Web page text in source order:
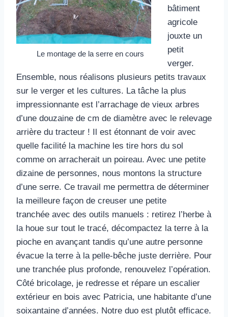
Le montage de la serre en cours
bâtiment
agricole
jouxte un
petit
verger.
Ensemble, nous réalisons plusieurs petits travaux
sur le verger et les cultures. La tâche la plus
impressionnante est l’arrachage de vieux arbres
d’une douzaine de cm de diamètre avec le relevage
arrière du tracteur ! Il est étonnant de voir avec
quelle facilité la machine les tire hors du sol
comme on arracherait un poireau. Avec une petite
dizaine de personnes, nous montons la structure
d’une serre. Ce travail me permettra de déterminer
la meilleure façon de creuser une petite
tranchée avec des outils manuels : retirez l’herbe à
la houe sur tout le tracé, décompactez la terre à la
pioche en avançant tandis qu’une autre personne
évacue la terre à la pelle-bêche juste derrière. Pour
une tranchée plus profonde, renouvelez l’opération.
Côté bricolage, je redresse et répare un escalier
extérieur en bois avec Patricia, une habitante d’une
soixantaine d’années. Notre duo est plutôt efficace.